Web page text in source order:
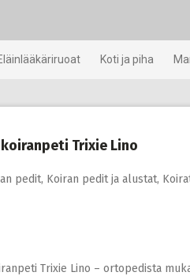
Koti ja piha
Trixie Lino
pedit, Koiran pedit ja alustat,
Trixie Lino – ortopedista